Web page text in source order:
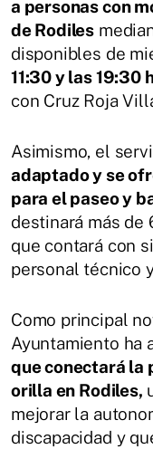
a personas con
de Rodiles
disponibles de
11:30 y las 19:30
con Cruz Roja
Asimismo, el
adaptado y se
para el paseo y
destinará más de
que contará con
personal técnico
Como principal
Ayuntamiento ha
que conectará la
orilla en Rodiles,
mejorar la
discapacidad y